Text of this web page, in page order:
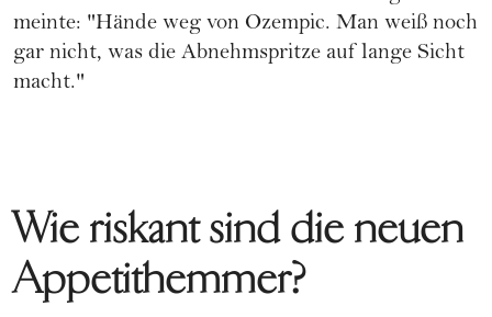
meinte: "Hände weg von Ozempic. Man weiß noch
gar nicht, was die Abnehmspritze auf lange Sicht
macht."
Wie riskant sind die neuen
Appetithemmer?